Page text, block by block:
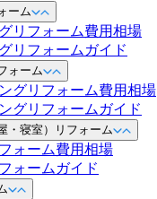
ーム
リフォーム費用相場
リフォームガイド
ォーム
グリフォーム費用相場
グリフォームガイド
・寝室）リフォーム
ォーム費用相場
ォームガイド